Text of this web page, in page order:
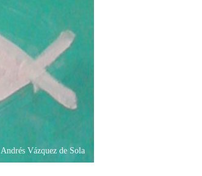
Andrés Vázquez de Sola